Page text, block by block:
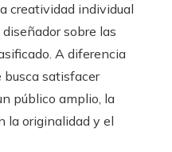
creatividad individual
sobre las
A diferencia
busca satisfacer
público amplio, la
la originalidad y el